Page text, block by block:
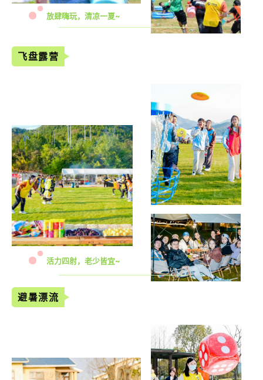
放肆嗨玩，清凉一夏~
飞盘露营
活力四射，老少皆宜~
避暑漂流